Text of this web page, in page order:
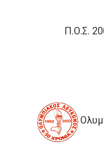
Π.Ο.Σ.